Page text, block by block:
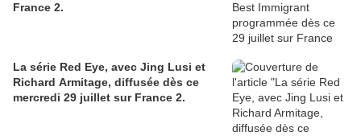
France 2.
La série Red Eye, avec Jing Lusi et
Richard Armitage, diffusée dès ce
mercredi 29 juillet sur France 2.